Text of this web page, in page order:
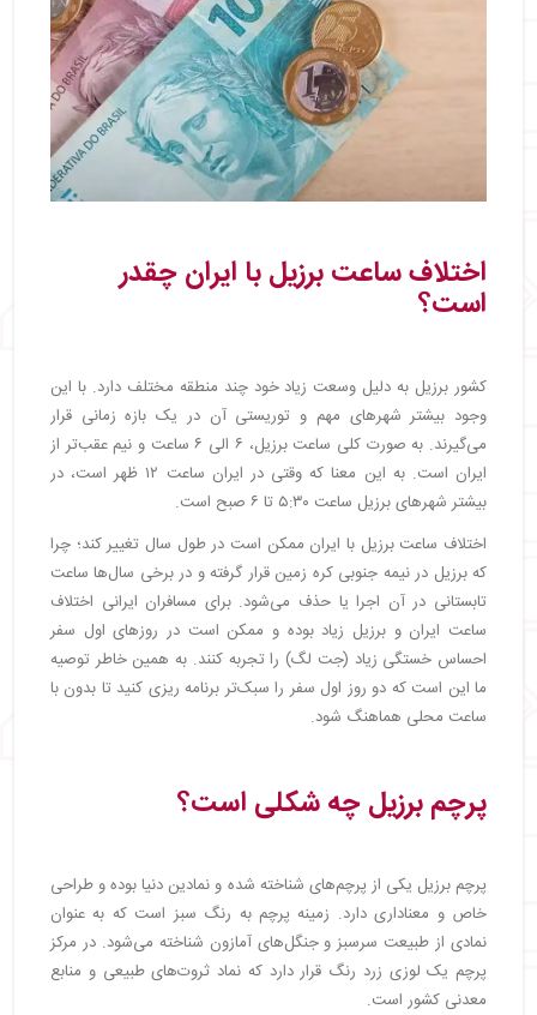
اختلاف ساعت برزیل با ایران چقدر
است؟
کشور برزیل به دلیل وسعت زیاد خود چند منطقه مختلف دارد. با این
وجود بیشتر شهرهای مهم و توریستی آن در یک بازه زمانی قرار
می‌گیرند. به صورت کلی ساعت برزیل، ۶ الی ۶ ساعت و نیم عقب‌تر از
ایران است. به این معنا که وقتی در ایران ساعت ۱۲ ظهر است، در
بیشتر شهرهای برزیل ساعت ۵:۳۰ تا ۶ صبح است.
اختلاف ساعت برزیل با ایران ممکن است در طول سال تغییر کند؛ چرا
که برزیل در نیمه جنوبی کره زمین قرار گرفته و در برخی سال‌ها ساعت
تابستانی در آن اجرا یا حذف می‎‌شود. برای مسافران ایرانی اختلاف
ساعت ایران و برزیل زیاد بوده و ممکن است در روزهای اول سفر
احساس خستگی زیاد (جت لگ) را تجربه کنند. به همین خاطر توصیه
ما این است که دو روز اول سفر را سبک‌تر برنامه ریزی کنید تا بدون با
ساعت محلی هماهنگ شود.
پرچم برزیل چه شکلی است؟
پرچم برزیل یکی از پرچم‌های شناخته شده و نمادین دنیا بوده و طراحی
خاص و معناداری دارد. زمینه پرچم به رنگ سبز است که به عنوان
نمادی از طبیعت سرسبز و جنگل‌های آمازون شناخته می‌شود. در مرکز
پرچم یک لوزی زرد رنگ قرار دارد که نماد ثروت‌های طبیعی و منابع
معدنی کشور است.